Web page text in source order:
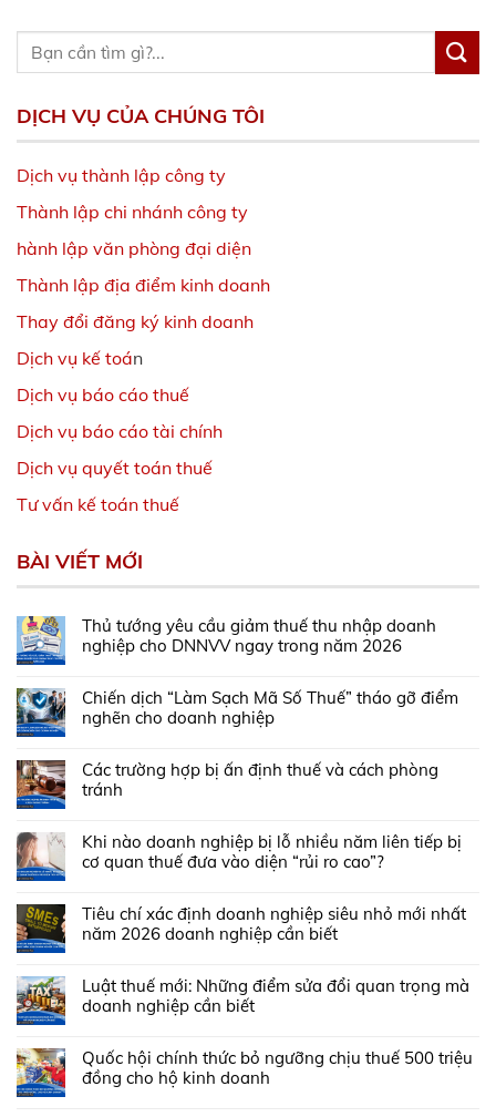
DỊCH VỤ CỦA CHÚNG TÔI
Dịch vụ thành lập công ty
Thành lập chi nhánh công ty
hành lập văn phòng đại diện
Thành lập địa điểm kinh doanh
Thay đổi đăng ký kinh doanh
Dịch vụ kế toán
Dịch vụ báo cáo thuế
Dịch vụ báo cáo tài chính
Dịch vụ quyết toán thuế
Tư vấn kế toán thuế
BÀI VIẾT MỚI
Thủ tướng yêu cầu giảm thuế thu nhập doanh
nghiệp cho DNNVV ngay trong năm 2026
Chiến dịch “Làm Sạch Mã Số Thuế” tháo gỡ điểm
nghẽn cho doanh nghiệp
Các trường hợp bị ấn định thuế và cách phòng
tránh
Khi nào doanh nghiệp bị lỗ nhiều năm liên tiếp bị
cơ quan thuế đưa vào diện “rủi ro cao”?
Tiêu chí xác định doanh nghiệp siêu nhỏ mới nhất
năm 2026 doanh nghiệp cần biết
Luật thuế mới: Những điểm sửa đổi quan trọng mà
doanh nghiệp cần biết
Quốc hội chính thức bỏ ngưỡng chịu thuế 500 triệu
đồng cho hộ kinh doanh